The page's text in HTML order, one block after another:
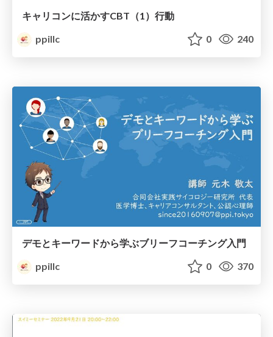
キャリコンに活かすCBT（1）行動
ppillc
0 240
デモとキーワードから学ぶブリーフコーチング入門
ppillc
0 370